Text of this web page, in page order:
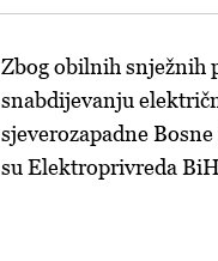
Zbog obilnih snježnih
snabdijevanju
sjeverozapadne
su Elektroprivreda